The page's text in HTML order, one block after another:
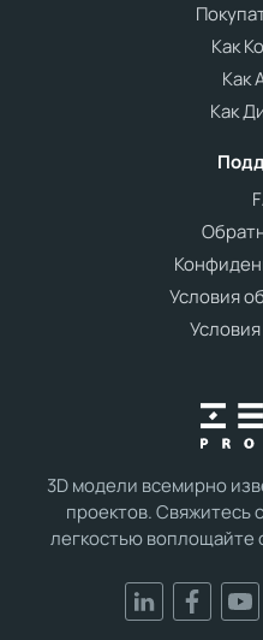
3D модели всемирно
проектов. Свяжитесь
легкостью воплощайте
Как
Как
Как
Условия